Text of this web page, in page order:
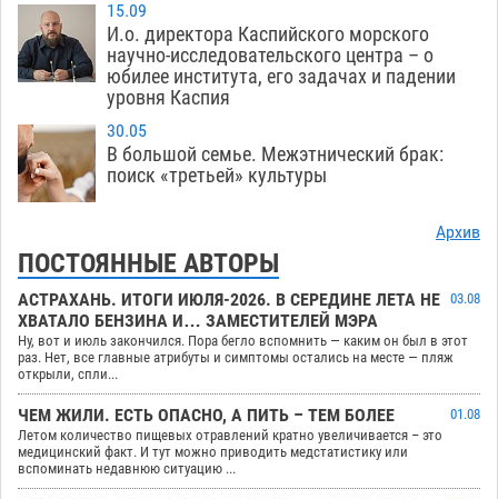
15.09
И.о. директора Каспийского морского
научно-исследовательского центра – о
юбилее института, его задачах и падении
уровня Каспия
30.05
В большой семье. Межэтнический брак:
поиск «третьей» культуры
Архив
ПОСТОЯННЫЕ АВТОРЫ
АСТРАХАНЬ. ИТОГИ ИЮЛЯ-2026. В СЕРЕДИНЕ ЛЕТА НЕ
ХВАТАЛО БЕНЗИНА И… ЗАМЕСТИТЕЛЕЙ МЭРА
03.08
Ну, вот и июль закончился. Пора бегло вспомнить — каким он был в этот
раз. Нет, все главные атрибуты и симптомы остались на месте — пляж
открыли, спли...
ЧЕМ ЖИЛИ. ЕСТЬ ОПАСНО, А ПИТЬ – ТЕМ БОЛЕЕ
01.08
Летом количество пищевых отравлений кратно увеличивается – это
медицинский факт. И тут можно приводить медстатистику или
вспоминать недавнюю ситуацию ...